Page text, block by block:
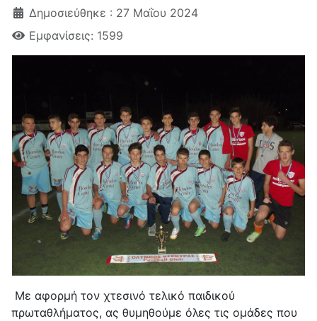
Δημοσιεύθηκε : 27 Μαΐου 2024
Εμφανίσεις: 1599
Με αφορμή τον χτεσινό τελικό παιδικού
πρωταθλήματος, ας θυμηθούμε όλες τις ομάδες που